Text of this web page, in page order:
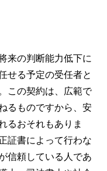
来の判断能力低下に
せる予定の受任者と
この契約は、広範で
るものですから、安
るおそれもありま
証書によって行わな
信頼している人であ